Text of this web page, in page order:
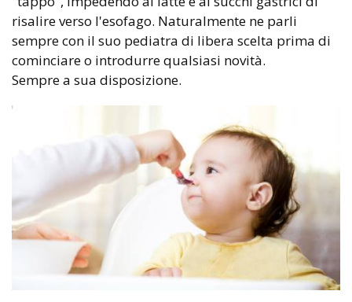
risalire verso l'esofago. Naturalmente ne parli
sempre con il suo pediatra di libera scelta prima di
cominciare o introdurre qualsiasi novità.
Sempre a sua disposizione.